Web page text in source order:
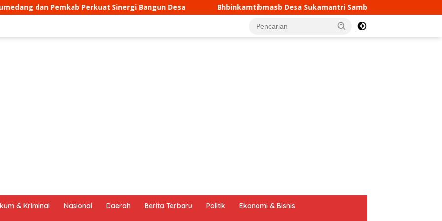
Bangun Desa Bhbinkamtibmasb Desa Sukamantri Sambang dan Koordinasi Ke Sekretariat Panitia Pilkades
& Kriminal Nasional Daerah Berita Terbaru Politik Ekonomi & Bisnis